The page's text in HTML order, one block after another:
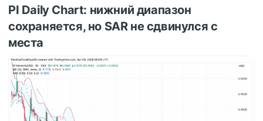
PI Daily Chart: нижний диапазон
сохраняется, но SAR не сдвинулся с
места